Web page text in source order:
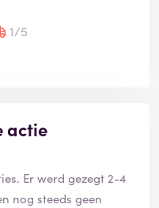
1/5
actie
Er werd gezegt 2-4
nog steeds geen